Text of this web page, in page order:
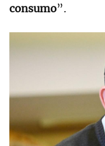
consumo”.